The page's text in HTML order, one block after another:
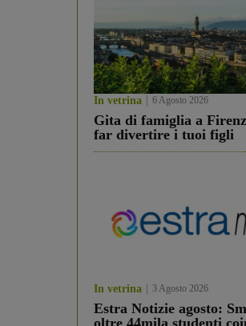
In vetrina 6 Agosto 2026
Gita di famiglia a
far divertire i tuoi figli
In vetrina 3 Agosto 2026
Estra Notizie agosto: